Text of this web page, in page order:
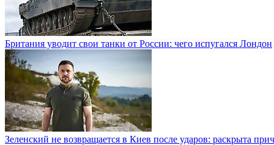
Британия уводит свои танки от России: чего испугался Лондон
Зеленский не возвращается в Киев после ударов: раскрыта